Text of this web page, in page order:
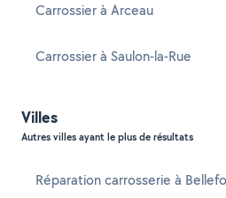
Carrossier à Arceau
Carrossier à Saulon-la-Rue
Villes
Autres villes ayant le plus de résultats
Réparation carrosserie à